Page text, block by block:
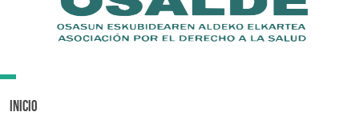
Toggle
Inicio